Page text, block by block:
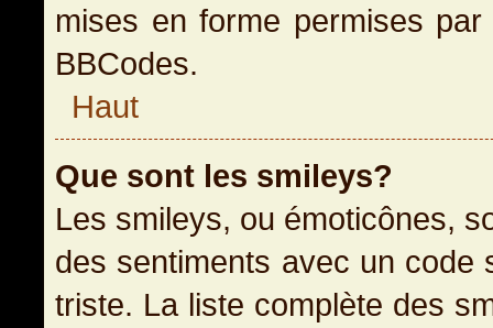
mises en forme permises
BBCodes.
Haut
Que sont les smileys?
Les smileys, ou émoticônes,
des sentiments avec un code
triste. La liste complète des